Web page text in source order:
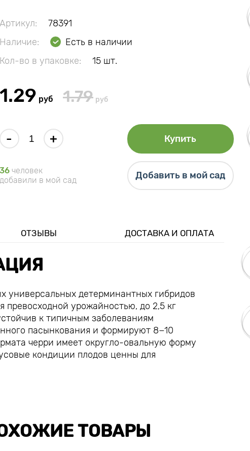
Артикул:
78391
Наличие:
Есть в наличии
Кол-во в упаковке:
15 шт.
1.29 руб 1.79 руб
- + Купить
36 человек
добавили в мой сад
Добавить в мой сад
ОТЗЫВЫ ДОСТАВКА И ОПЛАТА
универсальных детерминантных гибридов
превосходной урожайностью, до 2,5 кг
к типичным заболеваниям
пасынкования и формируют 8−10
черри имеет округло-овальную форму
кондиции плодов ценны для
ТОВАРЫ